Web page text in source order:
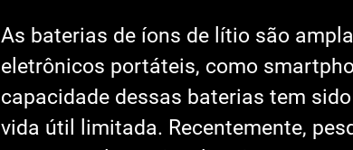
As baterias de íons de lítio são
eletrônicos portáteis, como
capacidade dessas baterias tem
vida útil limitada. Recentemente,